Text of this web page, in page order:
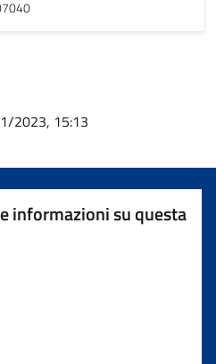
2023, 15:13
informazioni su questa